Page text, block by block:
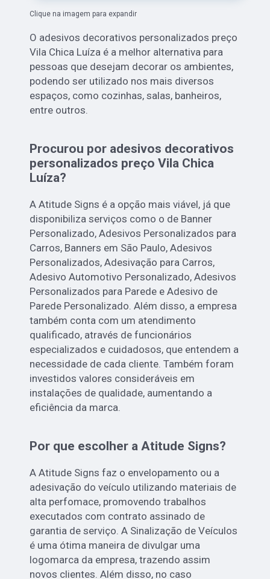
Clique na imagem para expandir
O adesivos decorativos personalizados preço
Vila Chica Luíza é a melhor alternativa para
pessoas que desejam decorar os ambientes,
podendo ser utilizado nos mais diversos
espaços, como cozinhas, salas, banheiros,
entre outros.
Procurou por adesivos decorativos
personalizados preço Vila Chica
Luíza?
A Atitude Signs é a opção mais viável, já que
disponibiliza serviços como o de Banner
Personalizado, Adesivos Personalizados para
Carros, Banners em São Paulo, Adesivos
Personalizados, Adesivação para Carros,
Adesivo Automotivo Personalizado, Adesivos
Personalizados para Parede e Adesivo de
Parede Personalizado. Além disso, a empresa
também conta com um atendimento
qualificado, através de funcionários
especializados e cuidadosos, que entendem a
necessidade de cada cliente. Também foram
investidos valores consideráveis em
instalações de qualidade, aumentando a
eficiência da marca.
Por que escolher a Atitude Signs?
A Atitude Signs faz o envelopamento ou a
adesivação do veículo utilizando materiais de
alta perfomace, promovendo trabalhos
executados com contrato assinado de
garantia de serviço. A Sinalização de Veículos
é uma ótima maneira de divulgar uma
logomarca da empresa, trazendo assim
novos clientes. Além disso, no caso